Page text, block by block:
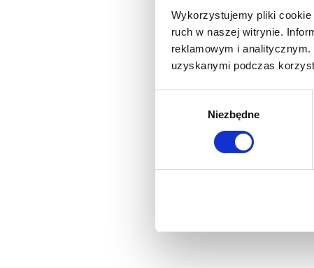
Wykorzystujemy pliki
ruch w naszej witrynie.
reklamowym i
uzyskanymi podczas
Niezbędne